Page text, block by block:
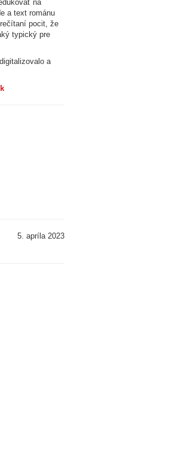
na
a text románu
pocit, že
typický pre
a
5. apríla 2023